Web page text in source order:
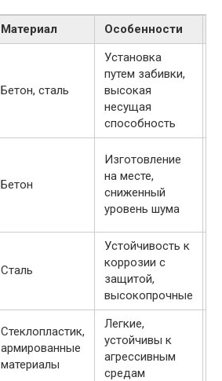
Материал Особенности
Бетон, сталь
Установка
путем забивки,
высокая
несущая
способность
Бетон
Изготовление
на месте,
сниженный
уровень шума
Сталь
Устойчивость к
коррозии с
защитой,
высокопрочные
Стеклопластик,
армированные
материалы
Легкие,
устойчивы к
агрессивным
средам